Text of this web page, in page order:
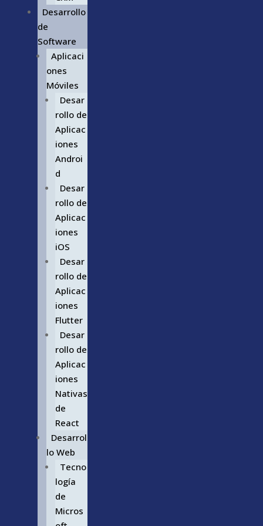
Desarrollo
de
Software
Aplicaci
ones
Móviles
Desar
rollo de
Aplicac
iones
Androi
d
Desar
rollo de
Aplicac
iones
iOS
Desar
rollo de
Aplicac
iones
Flutter
Desar
rollo de
Aplicac
iones
Nativas
de
React
Desarrol
lo Web
Tecno
logía
de
Micros